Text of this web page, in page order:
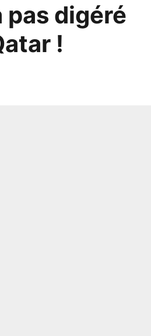
pas digéré
!